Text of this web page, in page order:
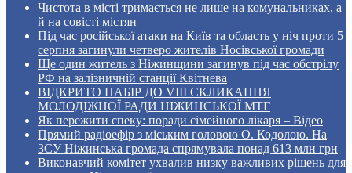
Чистота в місті тримається не лише на комунальниках, а
й на совісті містян
Під час російської атаки на Київ та область у ніч проти 5
серпня загинули четверо жителів Носівської громади
Ще один житель з Ніжинщини загинув під час обстрілу
РФ на залізничній станції Квітнева
ВІДКРИТО НАБІР ДО VIII СКЛИКАННЯ
МОЛОДІЖНОЇ РАДИ НІЖИНСЬКОЇ МТГ
Як пережити спеку: поради сімейного лікаря – Відео
Прямий радіоефір з міським головою О. Кодолою. На
ЗСУ Ніжинська громада спрямувала понад 613 млн грн
Виконавчий комітет ухвалив низку важливих рішень для